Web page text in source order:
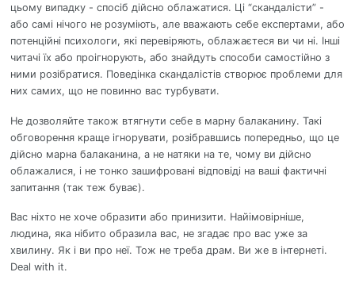
цьому випадку - спосіб дійсно облажатися. Ці “скандалісти” -
або самі нічого не розуміють, але вважають себе експертами, або
потенційні психологи, які перевіряють, облажаєтеся ви чи ні. Інші
читачі їх або проігнорують, або знайдуть способи самостійно з
ними розібратися. Поведінка скандалістів створює проблеми для
них самих, що не повинно вас турбувати.
Не дозволяйте також втягнути себе в марну балаканину. Такі
обговорення краще ігнорувати, розібравшись попередньо, що це
дійсно марна балаканина, а не натяки на те, чому ви дійсно
облажалися, і не тонко зашифровані відповіді на ваші фактичні
запитання (так теж буває).
Вас ніхто не хоче образити або принизити. Найімовірніше,
людина, яка нібито образила вас, не згадає про вас уже за
хвилину. Як і ви про неї. Тож не треба драм. Ви же в інтернеті.
Deal with it.